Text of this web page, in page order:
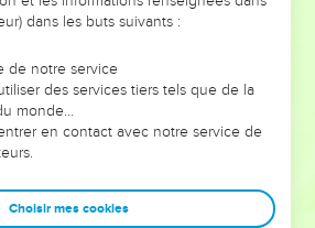
on voit moins les doutes, les erreurs
qu'ils ont traversés, alors même que ce
qui les ont façonnés.
leaders, entrepreneurs, et responsables
plus de sagesse afin que leurs erreurs
dans les buts suivants :
de notre service
des services tiers tels que de la
monde…
en contact avec notre service de
Choisir mes cookies